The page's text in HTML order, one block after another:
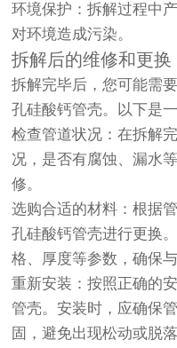
环境保护：拆解过程中
对环境造成污染。
拆解后的维修和更换
拆解完毕后，您可能需
孔硅酸钙管壳。以下是
检查管道状况：在拆解
况，是否有腐蚀、漏水
修。
选购合适的材料：根据
孔硅酸钙管壳进行更换
格、厚度等参数，确保
重新安装：按照正确的
管壳。安装时，应确保
固，避免出现松动或脱落